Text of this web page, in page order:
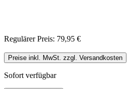
Regulärer Preis: 79,95 €
Preise inkl. MwSt. zzgl. Versandkosten
Sofort verfügbar